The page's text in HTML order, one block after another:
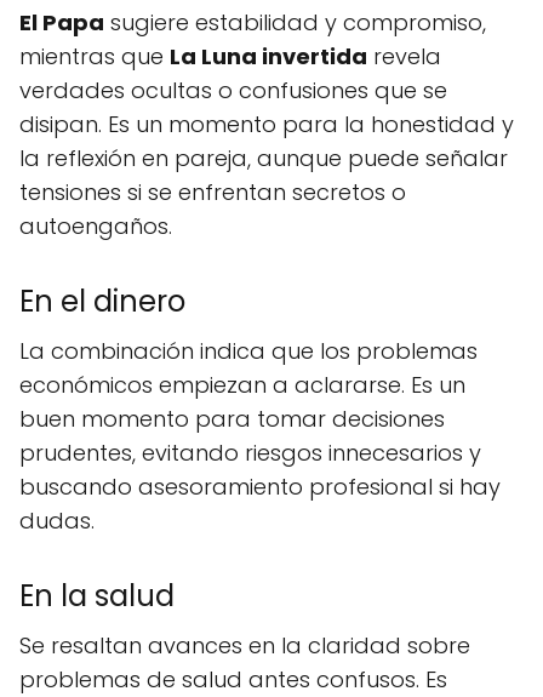
El Papa sugiere estabilidad y compromiso,
mientras que La Luna invertida revela
verdades ocultas o confusiones que se
disipan. Es un momento para la honestidad y
la reflexión en pareja, aunque puede señalar
tensiones si se enfrentan secretos o
autoengaños.
En el dinero
La combinación indica que los problemas
económicos empiezan a aclararse. Es un
buen momento para tomar decisiones
prudentes, evitando riesgos innecesarios y
buscando asesoramiento profesional si hay
dudas.
En la salud
Se resaltan avances en la claridad sobre
problemas de salud antes confusos. Es